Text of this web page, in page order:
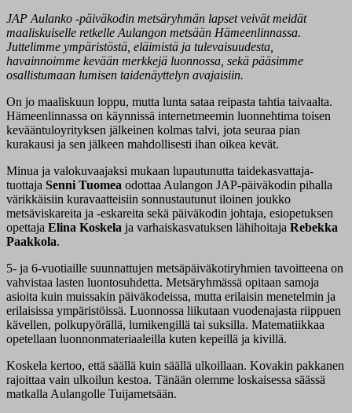
JAP Aulanko -päiväkodin metsäryhmän lapset veivät meidät
maaliskuiselle retkelle Aulangon metsään Hämeenlinnassa.
Juttelimme ympäristöstä, eläimistä ja tulevaisuudesta,
havainnoimme kevään merkkejä luonnossa, sekä pääsimme
osallistumaan lumisen taidenäyttelyn avajaisiin.
On jo maaliskuun loppu, mutta lunta sataa reipasta tahtia taivaalta.
Hämeenlinnassa on käynnissä internetmeemin luonnehtima toisen
kevääntuloyrityksen jälkeinen kolmas talvi, jota seuraa pian
kurakausi ja sen jälkeen mahdollisesti ihan oikea kevät.
Minua ja valokuvaajaksi mukaan lupautunutta taidekasvattaja-
tuottaja Senni Tuomea odottaa Aulangon JAP-päiväkodin pihalla
värikkäisiin kuravaatteisiin sonnustautunut iloinen joukko
metsäviskareita ja -eskareita sekä päiväkodin johtaja, esiopetuksen
opettaja Elina Koskela ja varhaiskasvatuksen lähihoitaja Rebekka
Paakkola.
5- ja 6-vuotiaille suunnattujen metsäpäiväkotiryhmien tavoitteena on
vahvistaa lasten luontosuhdetta. Metsäryhmässä opitaan samoja
asioita kuin muissakin päiväkodeissa, mutta erilaisin menetelmin ja
erilaisissa ympäristöissä. Luonnossa liikutaan vuodenajasta riippuen
kävellen, polkupyörällä, lumikengillä tai suksilla. Matematiikkaa
opetellaan luonnonmateriaaleilla kuten kepeillä ja kivillä.
Koskela kertoo, että säällä kuin säällä ulkoillaan. Kovakin pakkanen
rajoittaa vain ulkoilun kestoa. Tänään olemme loskaisessa säässä
matkalla Aulangolle Tuijametsään.